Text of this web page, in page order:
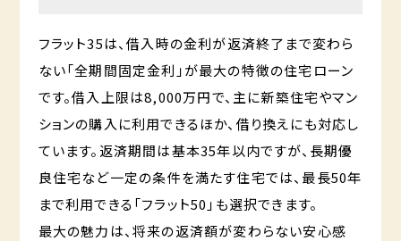
フラット35は、借入時の金利が返済終了まで変わら
ない「全期間固定金利」が最大の特徴の住宅ローン
です。借入上限は8,000万円で、主に新築住宅やマン
ションの購入に利用できるほか、借り換えにも対応し
ています。返済期間は基本35年以内ですが、長期優
良住宅など一定の条件を満たす住宅では、最長50年
まで利用できる「フラット50」も選択できます。
最大の魅力は、将来の返済額が変わらない安心感